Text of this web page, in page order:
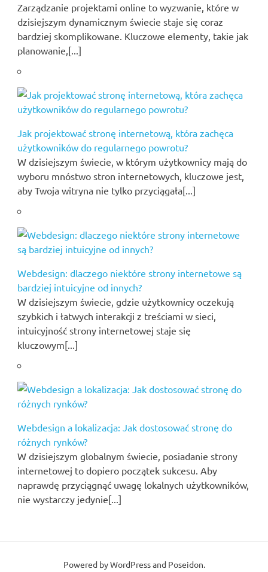
Zarządzanie projektami online to wyzwanie, które w
dzisiejszym dynamicznym świecie staje się coraz
bardziej skomplikowane. Kluczowe elementy, takie jak
planowanie,[...]
Jak projektować stronę internetową, która zachęca
użytkowników do regularnego powrotu?
W dzisiejszym świecie, w którym użytkownicy mają do
wyboru mnóstwo stron internetowych, kluczowe jest,
aby Twoja witryna nie tylko przyciągała[...]
Webdesign: dlaczego niektóre strony internetowe są
bardziej intuicyjne od innych?
W dzisiejszym świecie, gdzie użytkownicy oczekują
szybkich i łatwych interakcji z treściami w sieci,
intuicyjność strony internetowej staje się
kluczowym[...]
Webdesign a lokalizacja: Jak dostosować stronę do
różnych rynków?
W dzisiejszym globalnym świecie, posiadanie strony
internetowej to dopiero początek sukcesu. Aby
naprawdę przyciągnąć uwagę lokalnych użytkowników,
nie wystarczy jedynie[...]
Powered byWordPressand Poseidon.